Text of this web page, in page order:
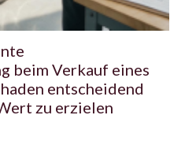
beim Verkauf eines
entscheidend
zu erzielen